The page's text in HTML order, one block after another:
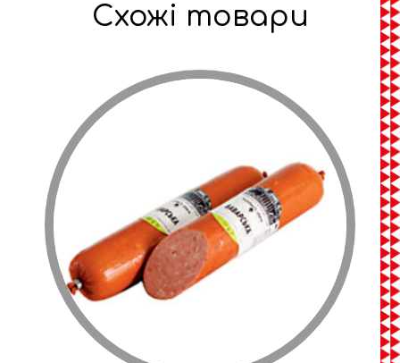
Схожі товари